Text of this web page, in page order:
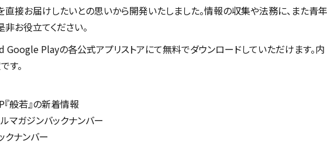
接お届けしたいとの思いから開発いたしました。情報の収集や法務に、また青年
お役立てください。
Playの各公式アプリストアにて無料でダウンロードしていただけます。内
す。
般若』の新着情報
マガジンバックナンバー
クナンバー